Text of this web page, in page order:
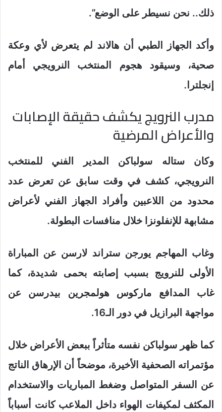
ذلك.. نحن نسيطر على الوضع”.
وأكد الجهاز الطبي أن هالاند لم يتعرض لأي وعكة
صحية، وسيقود هجوم المنتخب النرويجي أمام
إنجلترا.
مدرب النرويج يكشف حقيقة الإصابات
والأعراض المرضية
وكان ستاله سولباكن المدير الفني للمنتخب
النرويجي، كشف في وقت سابق عن تعرض عدد
محدود من اللاعبين وأفراد الجهاز الفني لأعراض
مشابهة للإنفلونزا خلال منافسات البطولة.
وغاب المهاجم يورجن ستراند لارسن عن المباراة
الأولى للنرويج بسبب إصابته بحمى شديدة، كما
غاب المدافع ماركوس هولمجرين بيدرسن عن
مواجهة البرازيل في دور الـ16.
كما ظهر سولباكن نفسه متأثراً ببعض الأعراض خلال
مؤتمراته الصحفية الأخيرة، موضحاً أن الإرهاق الناتج
عن السفر المتواصل وضغط المباريات والاستخدام
المكثف لمكيفات الهواء داخل الملاعب كانت أسباباً